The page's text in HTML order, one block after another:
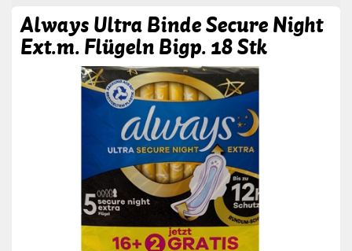
Always Ultra Binde Secure Night
Ext.m. Flügeln Bigp. 18 Stk